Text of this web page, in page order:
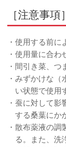
［注意事項］
・使用する前に
・使用量に合わ
・間引き菜、つ
・みずかけな
い状態で使用
・蚕に対して
する桑葉にか
・散布薬液の
る。また、洗